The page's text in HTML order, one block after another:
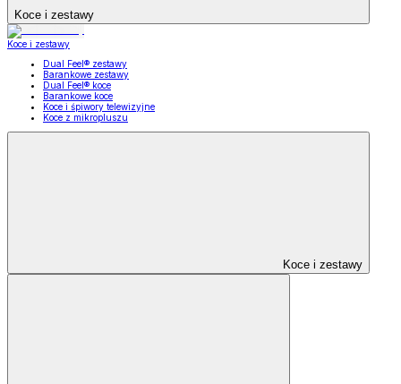
Koce i zestawy
Koce i zestawy
Dual Feel® zestawy
Barankowe zestawy
Dual Feel® koce
Barankowe koce
Koce i śpiwory telewizyjne
Koce z mikropluszu
Koce i zestawy